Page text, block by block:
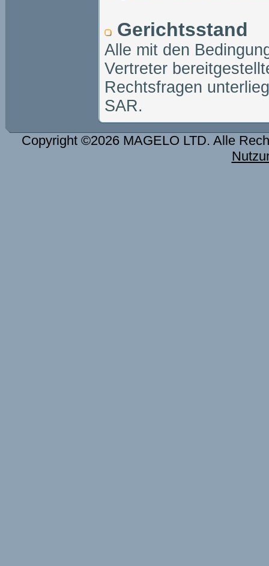
Gerichtsstand
Alle mit den
Vertreter
Rechtsfragen
SAR.
Copyright ©2026 MAGELO LTD. Alle